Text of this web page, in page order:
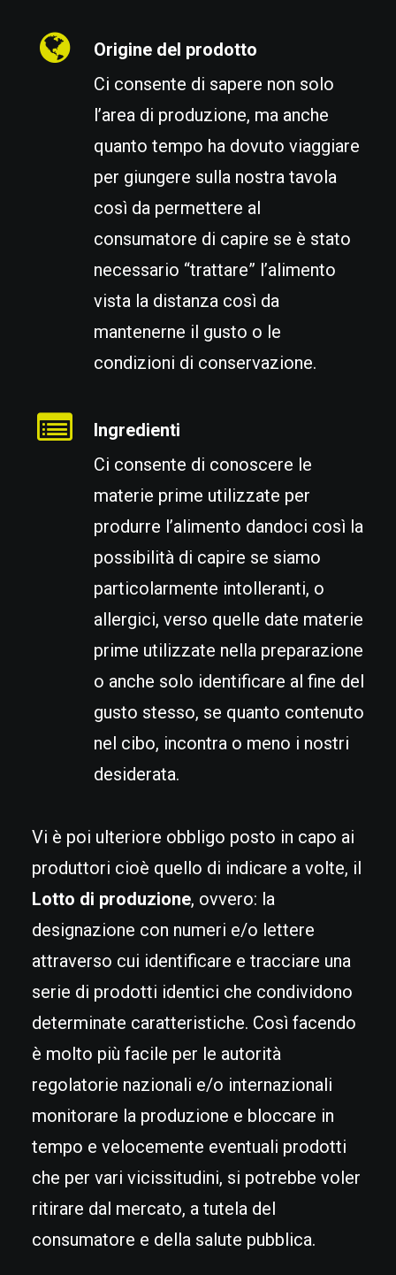
Origine del prodotto
Ci consente di sapere non solo
l’area di produzione, ma anche
quanto tempo ha dovuto viaggiare
per giungere sulla nostra tavola
così da permettere al
consumatore di capire se è stato
necessario “trattare” l’alimento
vista la distanza così da
mantenerne il gusto o le
condizioni di conservazione.
Ingredienti
Ci consente di conoscere le
materie prime utilizzate per
produrre l’alimento dandoci così la
possibilità di capire se siamo
particolarmente intolleranti, o
allergici, verso quelle date materie
prime utilizzate nella preparazione
o anche solo identificare al fine del
gusto stesso, se quanto contenuto
nel cibo, incontra o meno i nostri
desiderata.
Vi è poi ulteriore obbligo posto in capo ai
produttori cioè quello di indicare a volte, il
Lotto di produzione, ovvero: la
designazione con numeri e/o lettere
attraverso cui identificare e tracciare una
serie di prodotti identici che condividono
determinate caratteristiche. Così facendo
è molto più facile per le autorità
regolatorie nazionali e/o internazionali
monitorare la produzione e bloccare in
tempo e velocemente eventuali prodotti
che per vari vicissitudini, si potrebbe voler
ritirare dal mercato, a tutela del
consumatore e della salute pubblica.